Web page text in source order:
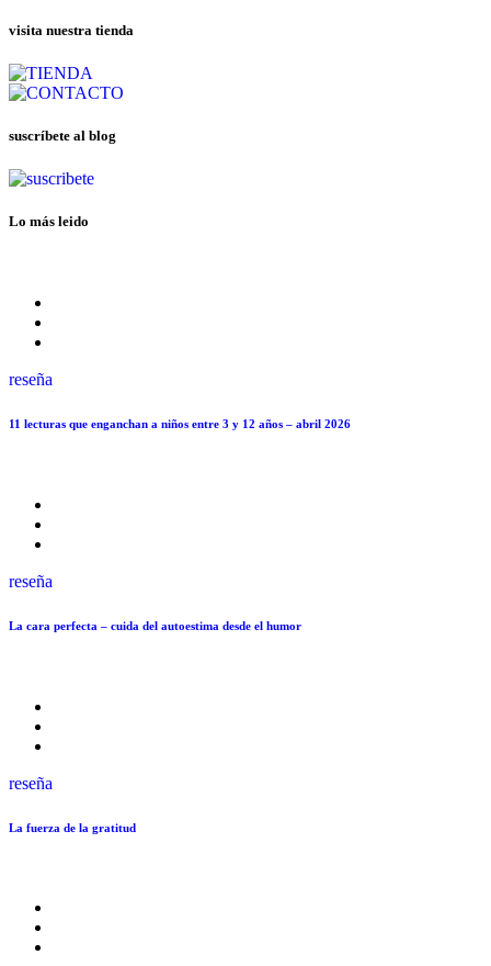
visita nuestra tienda
suscríbete al blog
Lo más leido
reseña
11 lecturas que enganchan a niños entre 3 y 12 años – abril 2026
reseña
La cara perfecta – cuida del autoestima desde el humor
reseña
La fuerza de la gratitud